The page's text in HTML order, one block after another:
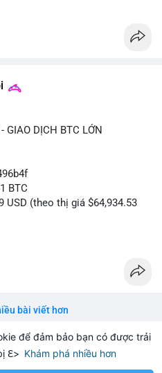
để đảm bảo bạn có được trải
ℇ> Khám phá nhiều hơn
SOL $73.84 +1.22%
GIAO DỊCH BTC LỚN
BTC
USD (theo thị giá $64,934.53
khối chưa xác nhận cho thấy
tài sản sang ví lạnh để tích
khoản cho các chiến lược
sàn giao dịch làm giảm áp lực
tâm lý tích cực cho nhà đầu
siết chặt. Tuy nhiên, nếu
bài viết hơn